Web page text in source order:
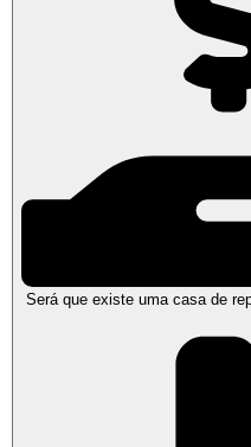
Será que existe uma casa de